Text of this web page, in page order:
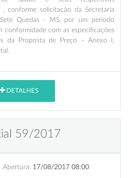
conforme solicitação da Secretaria
Quedas - MS, por um período
conformidade com as especificações
da Proposta de Preço – Anexo I,
DETALHES
59/2017
Abertura: 17/08/2017 08:00